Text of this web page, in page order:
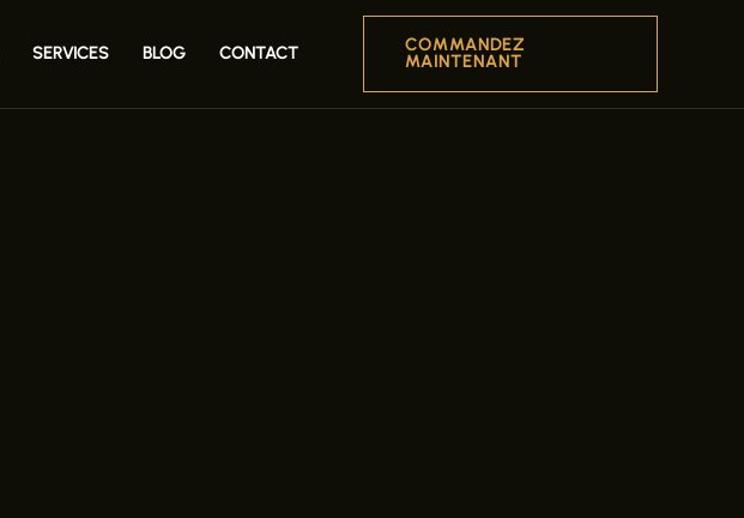
SERVICES BLOG CONTACT
COMMANDEZ
MAINTENANT